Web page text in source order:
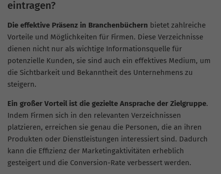
eintragen?
Die effektive Präsenz in Branchenbüchern bietet zahlreiche
Vorteile und Möglichkeiten für Firmen. Diese Verzeichnisse
dienen nicht nur als wichtige Informationsquelle für
potenzielle Kunden, sie sind auch ein effektives Medium, um
die Sichtbarkeit und Bekanntheit des Unternehmens zu
steigern.
Ein großer Vorteil ist die gezielte Ansprache der Zielgruppe.
Indem Firmen sich in den relevanten Verzeichnissen
platzieren, erreichen sie genau die Personen, die an ihren
Produkten oder Dienstleistungen interessiert sind. Dadurch
kann die Effizienz der Marketingaktivitäten erheblich
gesteigert und die Conversion-Rate verbessert werden.